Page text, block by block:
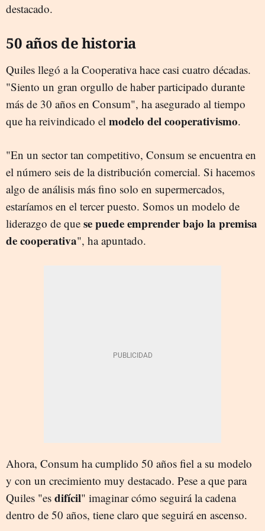
destacado.
50 años de historia
Quiles llegó a la Cooperativa hace casi cuatro décadas.
"Siento un gran orgullo de haber participado durante
más de 30 años en Consum", ha asegurado al tiempo
que ha reivindicado el modelo del cooperativismo.
"En un sector tan competitivo, Consum se encuentra en
el número seis de la distribución comercial. Si hacemos
algo de análisis más fino solo en supermercados,
estaríamos en el tercer puesto. Somos un modelo de
liderazgo de que se puede emprender bajo la premisa
de cooperativa", ha apuntado.
Ahora, Consum ha cumplido 50 años fiel a su modelo
y con un crecimiento muy destacado. Pese a que para
Quiles "es difícil" imaginar cómo seguirá la cadena
dentro de 50 años, tiene claro que seguirá en ascenso.